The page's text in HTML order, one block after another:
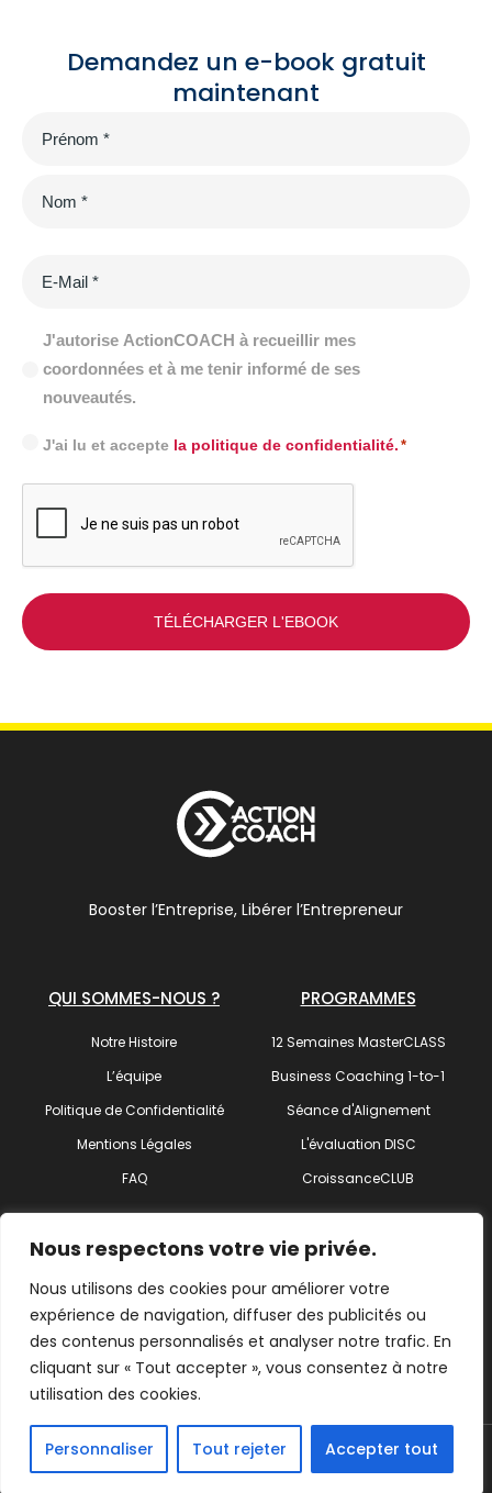
Nous respectons votre vie privée.
Nous utilisons des cookies pour améliorer votre
expérience de navigation, diffuser des publicités ou
des contenus personnalisés et analyser notre trafic. En
cliquant sur « Tout accepter », vous consentez à notre
utilisation des cookies.
Personnaliser Tout rejeter Accepter tout
Demandez un e-book gratuit
maintenant
Newsletter
J'autorise ActionCOACH à recueillir mes
coordonnées et à me tenir informé de ses
nouveautés.
Consentement
J'ai lu et accepte la politique de confidentialité. *
Booster l’Entreprise, Libérer l’Entrepreneur
QUI SOMMES-NOUS ?
Notre Histoire
L’équipe
Politique de Confidentialité
Mentions Légales
FAQ
PROGRAMMES
12 Semaines MasterCLASS
Business Coaching 1-to-1
Séance d'Alignement
L'évaluation DISC
CroissanceCLUB
Trouvez votre coach
© 2026 ActionCOACH Côtes d'Armor – Tous droits Réservés